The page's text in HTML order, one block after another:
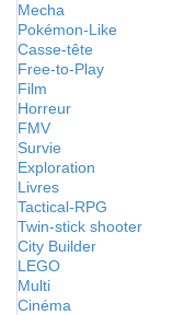
Mecha
Pokémon-Like
Casse-tête
Free-to-Play
Film
Horreur
FMV
Survie
Exploration
Livres
Tactical-RPG
Twin-stick shooter
City Builder
LEGO
Multi
Cinéma